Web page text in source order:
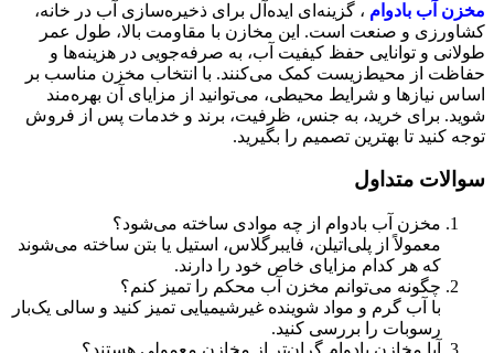
مخزن آب بادوام ، گزینه‌ای ایده‌آل برای ذخیره‌سازی آب در خانه،
کشاورزی و صنعت است. این مخازن با مقاومت بالا، طول عمر
طولانی و توانایی حفظ کیفیت آب، به صرفه‌جویی در هزینه‌ها و
حفاظت از محیط‌زیست کمک می‌کنند. با انتخاب مخزن مناسب بر
اساس نیازها و شرایط محیطی، می‌توانید از مزایای آن بهره‌مند
شوید. برای خرید، به جنس، ظرفیت، برند و خدمات پس از فروش
توجه کنید تا بهترین تصمیم را بگیرید.
سوالات متداول
مخزن آب بادوام از چه موادی ساخته می‌شود؟
معمولاً از پلی‌اتیلن، فایبرگلاس، استیل یا بتن ساخته می‌شوند
که هر کدام مزایای خاص خود را دارند.
چگونه می‌توانم مخزن آب محکم را تمیز کنم؟
با آب گرم و مواد شوینده غیرشیمیایی تمیز کنید و سالی یک‌بار
رسوبات را بررسی کنید.
آیا مخازن بادوام گران‌تر از مخازن معمولی هستند؟